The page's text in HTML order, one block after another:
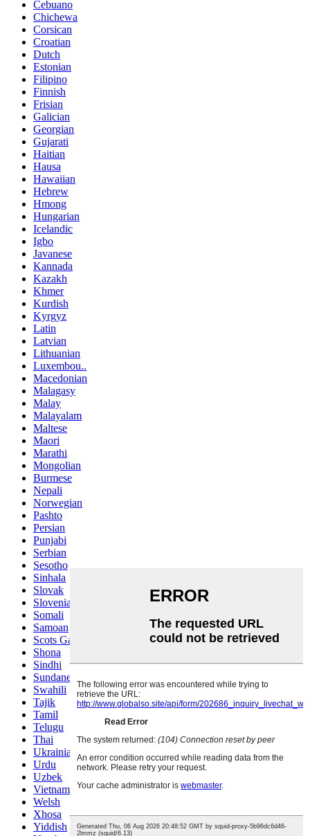
Cebuano
Chichewa
Corsican
Croatian
Dutch
Estonian
Filipino
Finnish
Frisian
Galician
Georgian
Gujarati
Haitian
Hausa
Hawaiian
Hebrew
Hmong
Hungarian
Icelandic
Igbo
Javanese
Kannada
Kazakh
Khmer
Kurdish
Kyrgyz
Latin
Latvian
Lithuanian
Luxembou..
Macedonian
Malagasy
Malay
Malayalam
Maltese
Maori
Marathi
Mongolian
Burmese
Nepali
Norwegian
Pashto
Persian
Punjabi
Serbian
Sesotho
Sinhala
Slovak
Slovenian
Somali
Samoan
Scots Gaelic
Shona
Sindhi
Sundanese
Swahili
Tajik
Tamil
Telugu
Thai
Ukrainian
Urdu
Uzbek
Vietnamese
Welsh
Xhosa
Yiddish